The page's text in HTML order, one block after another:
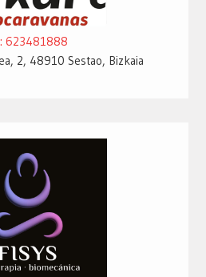
623481888
2, 48910 Sestao, Bizkaia